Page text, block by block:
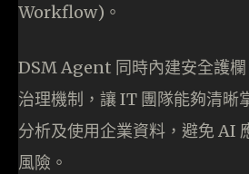
Workflow)。
DSM Agent 同時內建安全護
治理機制，讓 IT 團隊能夠清晰
分析及使用企業資料，避免 AI
風險。